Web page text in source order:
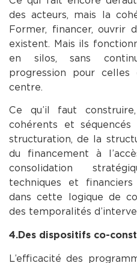
des acteurs, mais la
Former, financer, ouvrir
existent. Mais ils
en silos, sans
progression pour
centre.
Ce qu’il faut
cohérents et
structuration, de la
du financement à
consolidation
techniques et financiers
dans cette logique de
des temporalités
4.Des dispositifs co-
L’efficacité des